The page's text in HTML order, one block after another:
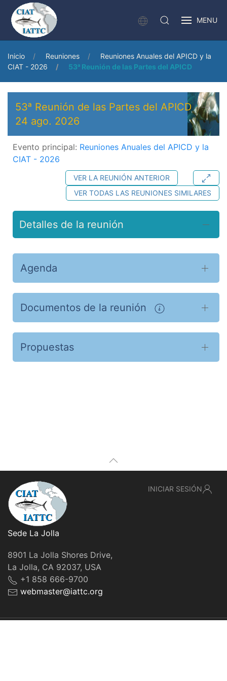
MENU
Inicio Reuniones
Reuniones Anuales del APICD y la
CIAT - 2026
53ᵃ Reunión de las Partes del APICD
53ᵃ Reunión de las Partes del APICD
24 ago. 2026
Evento principal: Reuniones Anuales del APICD y la
CIAT - 2026
VER LA REUNIÓN ANTERIOR
VER TODAS LAS REUNIONES SIMILARES
Detalles de la reunión
Agenda
Documentos de la reunión
Propuestas
Sede La Jolla
8901 La Jolla Shores Drive,
La Jolla, CA 92037, USA
+1 858 666-9700
webmaster@iattc.org
INICIAR SESIÓN